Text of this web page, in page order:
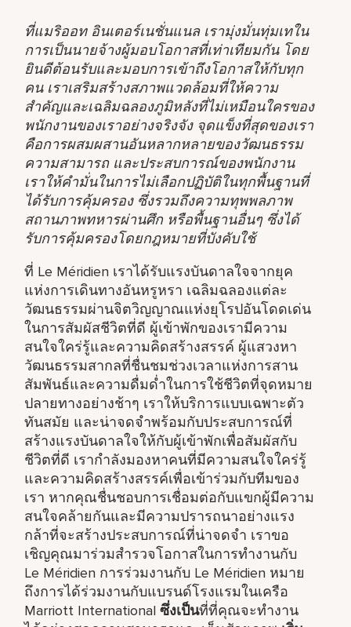
ที่แมริออท อินเตอร์เนชั่นแนล เรามุ่งมั่นทุ่มเทใน
การเป็นนายจ้างผู้มอบโอกาสที่เท่าเทียมกัน โดย
ยินดีต้อนรับและมอบการเข้าถึงโอกาสให้กับทุก
คน เราเสริมสร้างสภาพแวดล้อมที่ให้ความ
สำคัญและเฉลิมฉลองภูมิหลังที่ไม่เหมือนใครของ
พนักงานของเราอย่างจริงจัง จุดแข็งที่สุดของเรา
คือการผสมผสานอันหลากหลายของวัฒนธรรม
ความสามารถ และประสบการณ์ของพนักงาน
เราให้คำมั่นในการไม่เลือกปฏิบัติในทุกพื้นฐานที่
ได้รับการคุ้มครอง ซึ่งรวมถึงความทุพพลภาพ
สถานภาพทหารผ่านศึก หรือพื้นฐานอื่นๆ ซึ่งได้
รับการคุ้มครองโดยกฎหมายที่บังคับใช้
ที่ Le Méridien เราได้รับแรงบันดาลใจจากยุค
แห่งการเดินทางอันหรูหรา เฉลิมฉลองแต่ละ
วัฒนธรรมผ่านจิตวิญญาณแห่งยุโรปอันโดดเด่น
ในการสัมผัสชีวิตที่ดี ผู้เข้าพักของเรามีความ
สนใจใคร่รู้และความคิดสร้างสรรค์ ผู้แสวงหา
วัฒนธรรมสากลที่ชื่นชมช่วงเวลาแห่งการสาน
สัมพันธ์และความดื่มด่ำในการใช้ชีวิตที่จุดหมาย
ปลายทางอย่างช้าๆ เราให้บริการแบบเฉพาะตัว
ทันสมัย และน่าจดจำพร้อมกับประสบการณ์ที่
สร้างแรงบันดาลใจให้กับผู้เข้าพักเพื่อสัมผัสกับ
ชีวิตที่ดี เรากำลังมองหาคนที่มีความสนใจใคร่รู้
และความคิดสร้างสรรค์เพื่อเข้าร่วมกับทีมของ
เรา หากคุณชื่นชอบการเชื่อมต่อกับแขกผู้มีความ
สนใจคล้ายกันและมีความปรารถนาอย่างแรง
กล้าที่จะสร้างประสบการณ์ที่น่าจดจำ เราขอ
เชิญคุณมาร่วมสำรวจโอกาสในการทำงานกับ
Le Méridien การร่วมงานกับ Le Méridien หมาย
ถึงการได้ร่วมงานกับแบรนด์โรงแรมในเครือ
Marriott Internationalซึ่งเป็นที่ที่คุณจะทำงาน